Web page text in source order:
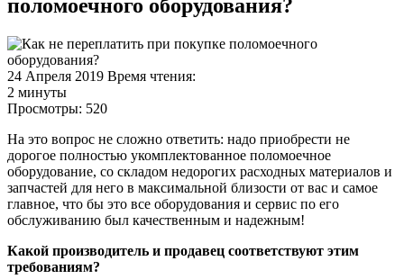
поломоечного оборудования?
24 Апреля 2019 Время чтения:
2 минуты
Просмотры: 520
На это вопрос не сложно ответить: надо приобрести не
дорогое полностью укомплектованное поломоечное
оборудование, со складом недорогих расходных материалов и
запчастей для него в максимальной близости от вас и самое
главное, что бы это все оборудования и сервис по его
обслуживанию был качественным и надежным!
Какой производитель и продавец соответствуют этим
требованиям?